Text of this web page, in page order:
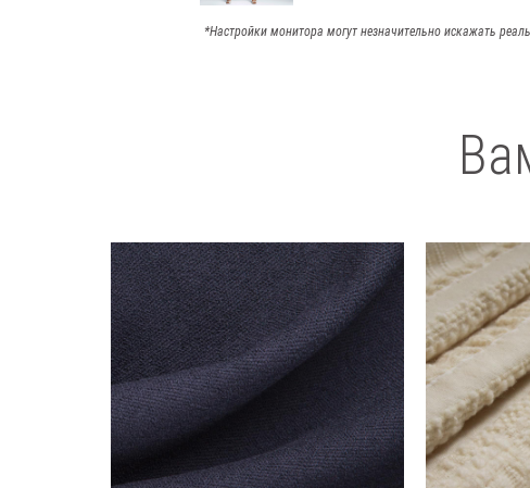
*Настройки монитора могут незначительно искажать